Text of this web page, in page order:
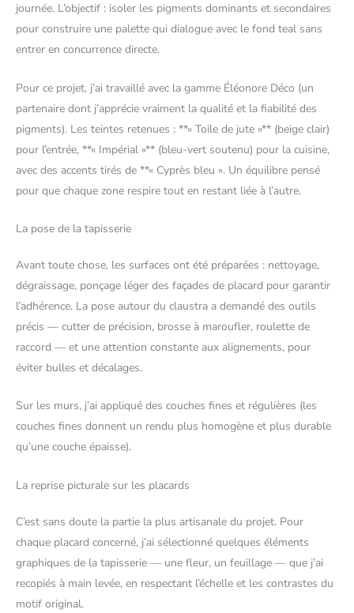
journée. L’objectif : isoler les pigments dominants et secondaires
pour construire une palette qui dialogue avec le fond teal sans
entrer en concurrence directe.
Pour ce projet, j’ai travaillé avec la gamme Éléonore Déco (un
partenaire dont j’apprécie vraiment la qualité et la fiabilité des
pigments). Les teintes retenues : **« Toile de jute »** (beige clair)
pour l’entrée, **« Impérial »** (bleu-vert soutenu) pour la cuisine,
avec des accents tirés de **« Cyprès bleu ». Un équilibre pensé
pour que chaque zone respire tout en restant liée à l’autre.
La pose de la tapisserie
Avant toute chose, les surfaces ont été préparées : nettoyage,
dégraissage, ponçage léger des façades de placard pour garantir
l’adhérence. La pose autour du claustra a demandé des outils
précis — cutter de précision, brosse à maroufler, roulette de
raccord — et une attention constante aux alignements, pour
éviter bulles et décalages.
Sur les murs, j’ai appliqué des couches fines et régulières (les
couches fines donnent un rendu plus homogène et plus durable
qu’une couche épaisse).
La reprise picturale sur les placards
C’est sans doute la partie la plus artisanale du projet. Pour
chaque placard concerné, j’ai sélectionné quelques éléments
graphiques de la tapisserie — une fleur, un feuillage — que j’ai
recopiés à main levée, en respectant l’échelle et les contrastes du
motif original.